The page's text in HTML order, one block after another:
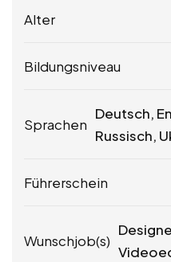
Alter
Bildungsniveau
Sprachen
Deutsch,
Russisch,
Führerschein
Wunschjob(s)